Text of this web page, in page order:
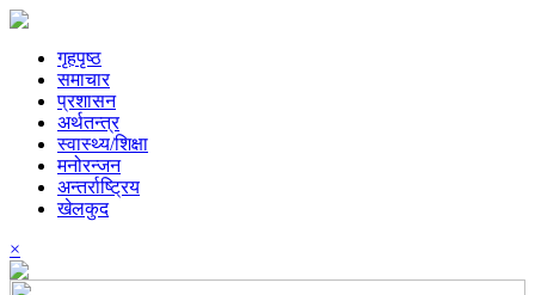
गृहपृष्ठ
समाचार
प्रशासन
अर्थतन्त्र
स्वास्थ्य/शिक्षा
मनोरन्जन
अन्तर्राष्ट्रिय
खेलकुद
×